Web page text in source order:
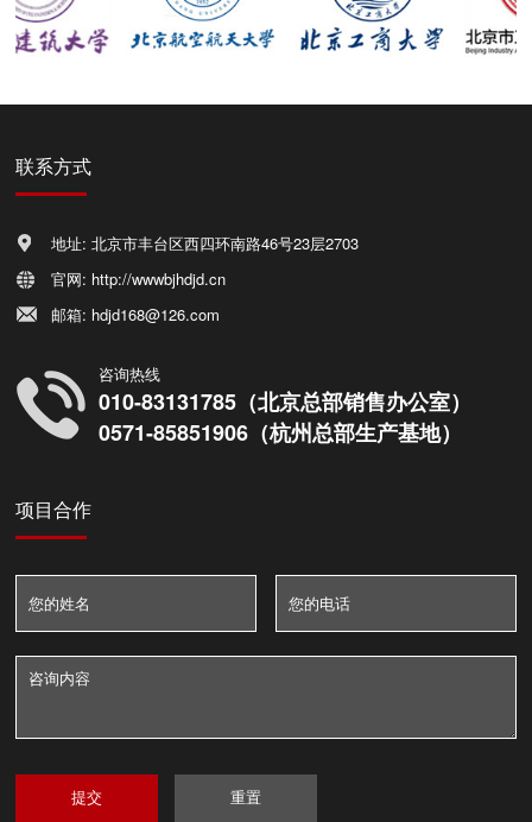
联系方式
地址: 北京市丰台区西四环南路46号23层2703
官网: http://wwwbjhdjd.cn
邮箱: hdjd168@126.com
咨询热线
010-83131785（北京总部销售办公室）
0571-85851906（杭州总部生产基地）
项目合作
提交 重置